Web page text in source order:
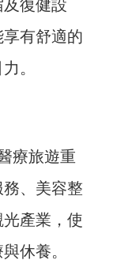
復健設
有舒適的
。
療旅遊重
、美容整
產業，使
休養。